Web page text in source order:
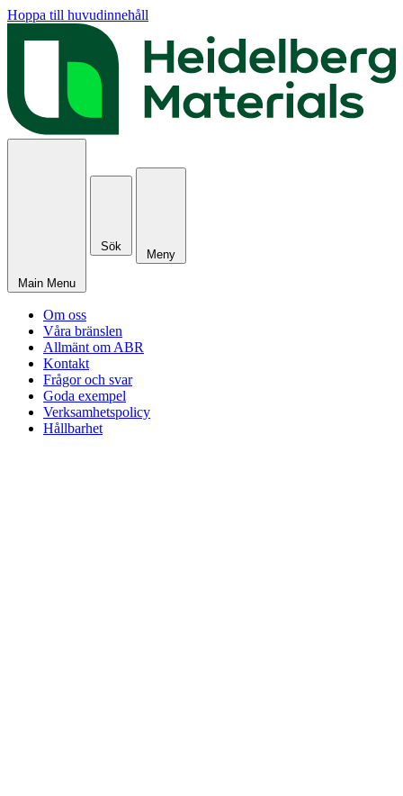
Hoppa till huvudinnehåll
Main Menu
Sök
Meny
Om oss
Våra bränslen
Allmänt om ABR
Kontakt
Frågor och svar
Goda exempel
Verksamhetspolicy
Hållbarhet